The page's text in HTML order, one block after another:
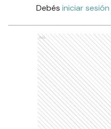
Debés iniciar sesión
Ads